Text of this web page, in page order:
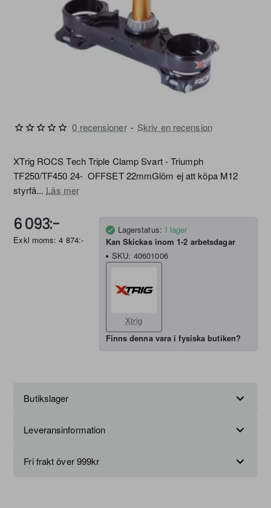
XTrig ROCS Tech Triple Clamp Svart - Triumph
TF250/TF450 24- OFFSET 22mmGlöm ej att köpa M12
styrfä... Läs mer
0 recensioner - Skriv en recension
6 093:-
Exkl moms: 4 874:-
Lagerstatus: I lager
Kan Skickas inom 1-2 arbetsdagar
SKU: 40601006
Xtrig
Finns denna vara i fysiska butiken?
Butikslager
Leveransinformation
Fri frakt över 999kr